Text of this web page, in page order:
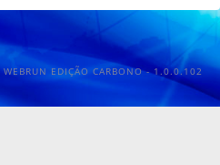
WEBRUN EDIÇÃO CARBONO - 1.0.0.102